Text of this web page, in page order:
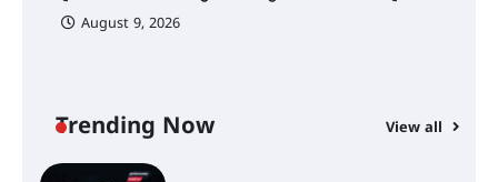
August 9, 2026
Trending Now View all
യൂത്ത് കോൺഗ്രസ്